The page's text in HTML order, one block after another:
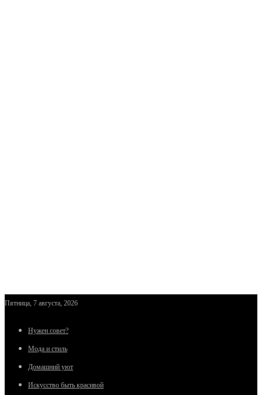
Пятница, 7 августа, 2026
Нужен совет?
Мода и стиль
Домашний уют
Искусство быть красивой